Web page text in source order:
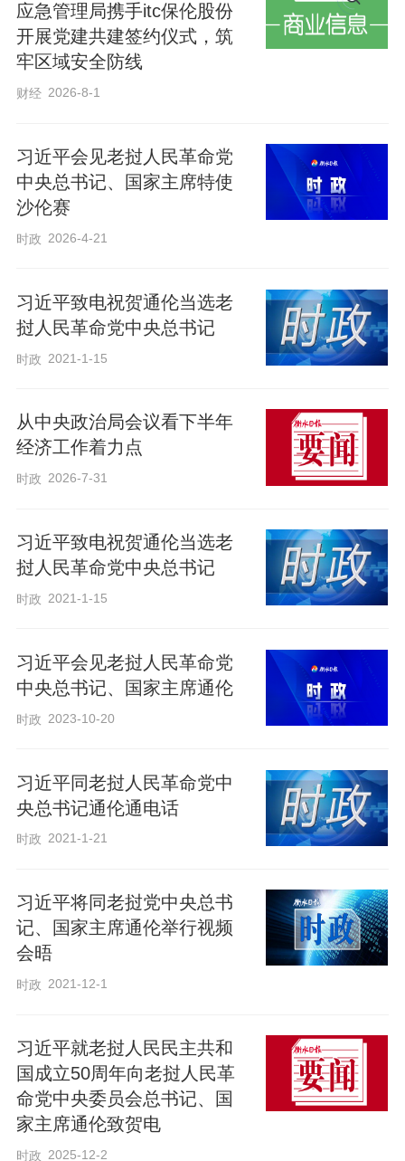
新华社北京6月5日电 6月5日，中共中央
总书记、国家主席习近平在北京同来华进
行国事访问的老挝人革党中央总书记、国
编辑：姜长淼
来源：新华社
书记、国家主席通伦举行会谈
应急管理局携手itc保伦股份
开展党建共建签约仪式，筑
牢区域安全防线
财经 2026-8-1
习近平会见老挝人民革命党
中央总书记、国家主席特使
沙伦赛
时政 2026-4-21
习近平致电祝贺通伦当选老
挝人民革命党中央总书记
时政 2021-1-15
从中央政治局会议看下半年
经济工作着力点
时政 2026-7-31
习近平致电祝贺通伦当选老
挝人民革命党中央总书记
时政 2021-1-15
习近平会见老挝人民革命党
中央总书记、国家主席通伦
时政 2023-10-20
习近平同老挝人民革命党中
央总书记通伦通电话
时政 2021-1-21
习近平将同老挝党中央总书
记、国家主席通伦举行视频
会晤
时政 2021-12-1
习近平就老挝人民民主共和
国成立50周年向老挝人民革
命党中央委员会总书记、国
家主席通伦致贺电
时政 2025-12-2